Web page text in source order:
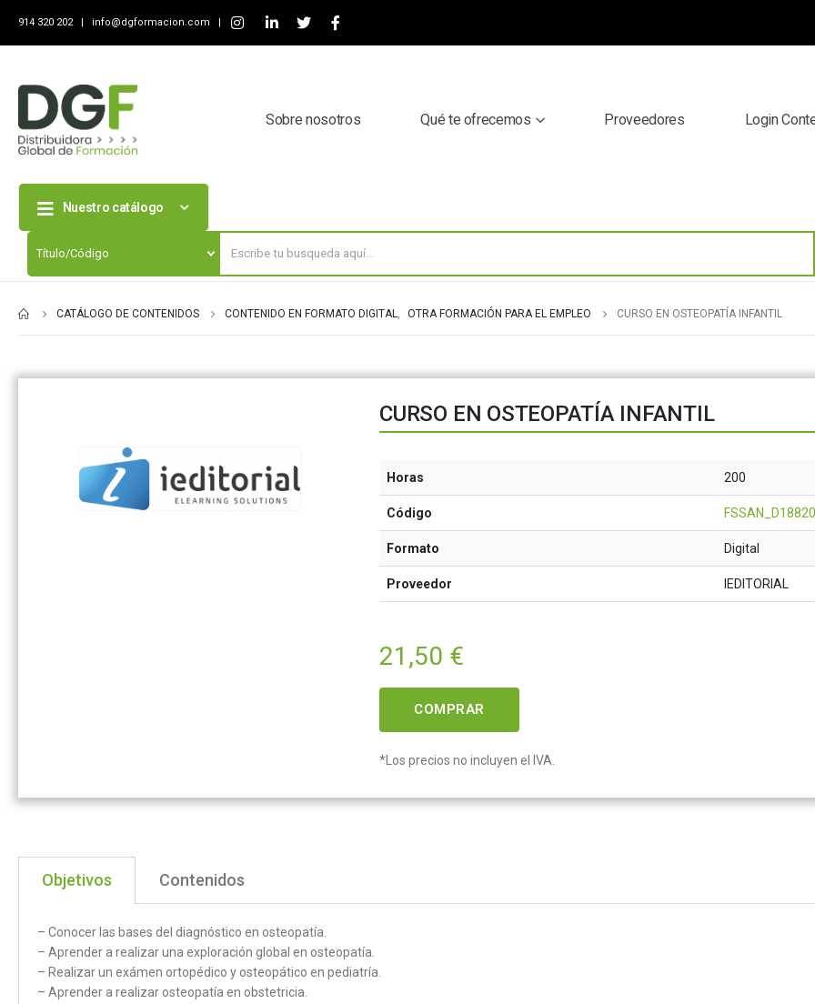
914 320 202 | info@dgformacion.com |
Sobre nosotros Qué te ofrecemos Proveedores Login
Nuestro catálogo
CATÁLOGO DE CONTENIDOS CONTENIDO EN FORMATO DIGITAL, OTRA FORMACIÓN PARA EL EMPLEO CURSO EN OSTEOPATÍA INFANTIL
CURSO EN OSTEOPATÍA INFANTIL
Horas 200
Código
Formato Digital
Proveedor IEDITORIAL
21,50 €
COMPRAR
*Los precios no incluyen el IVA.
Objetivos Contenidos
– Conocer las bases del diagnóstico en osteopatía.
– Aprender a realizar una exploración global en osteopatía.
– Realizar un exámen ortopédico y osteopático en pediatría.
– Aprender a realizar osteopatía en obstetricia.